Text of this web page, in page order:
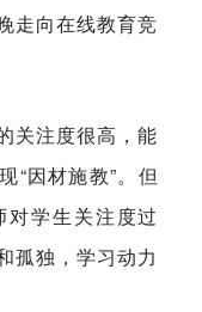
走向在线教育竞
关注度很高，能
“因材施教”。但
学生关注度过
孤独，学习动力